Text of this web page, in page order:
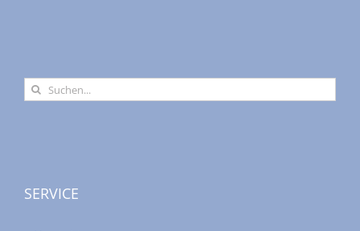
Suche
nach:
SERVICE